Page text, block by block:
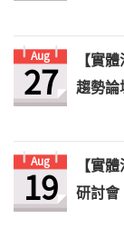
Aug
27
【實
趨勢論
Aug
19
【實
研討會